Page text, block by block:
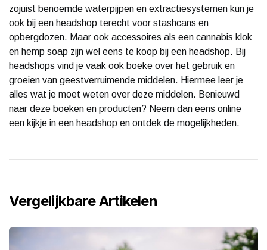
zojuist benoemde waterpijpen en extractiesystemen kun je
ook bij een headshop terecht voor stashcans en
opbergdozen. Maar ook accessoires als een cannabis klok
en hemp soap zijn wel eens te koop bij een headshop. Bij
headshops vind je vaak ook boeke over het gebruik en
groeien van geestverruimende middelen. Hiermee leer je
alles wat je moet weten over deze middelen. Benieuwd
naar deze boeken en producten? Neem dan eens online
een kijkje in een headshop en ontdek de mogelijkheden.
Vergelijkbare Artikelen